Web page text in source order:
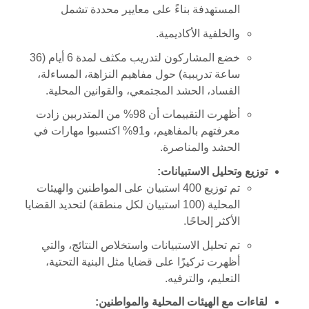
المستهدفة بناءً على معايير محددة تشمل
والخلفية الأكاديمية.
خضع المشاركون لتدريب مكثف لمدة 6 أيام (36
ساعة تدريبية) حول مفاهيم النزاهة، المساءلة،
الفساد، الحشد المجتمعي، والقوانين المحلية.
أظهرت التقييمات أن 98% من المتدربين زادت
معرفتهم بالمفاهيم، و91% اكتسبوا مهارات في
الحشد والمناصرة.
توزيع وتحليل الاستبيانات:
تم توزيع 400 استبيان على المواطنين والهيئات
المحلية (100 استبيان لكل منطقة) لتحديد القضايا
الأكثر إلحاحًا.
تم تحليل الاستبيانات واستخلاص النتائج، والتي
أظهرت تركيزًا على قضايا مثل البنية التحتية،
التعليم، والترفيه.
لقاءات مع الهيئات المحلية والمواطنين: